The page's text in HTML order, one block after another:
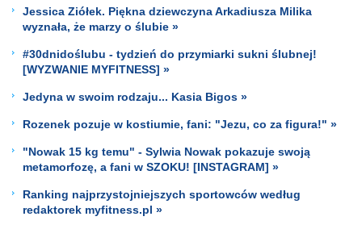
Jessica Ziółek. Piękna dziewczyna Arkadiusza Milika
wyznała, że marzy o ślubie »
#30dnidoślubu - tydzień do przymiarki sukni ślubnej!
[WYZWANIE MYFITNESS] »
Jedyna w swoim rodzaju... Kasia Bigos »
Rozenek pozuje w kostiumie, fani: "Jezu, co za figura!" »
"Nowak 15 kg temu" - Sylwia Nowak pokazuje swoją
metamorfozę, a fani w SZOKU! [INSTAGRAM] »
Ranking najprzystojniejszych sportowców według
redaktorek myfitness.pl »